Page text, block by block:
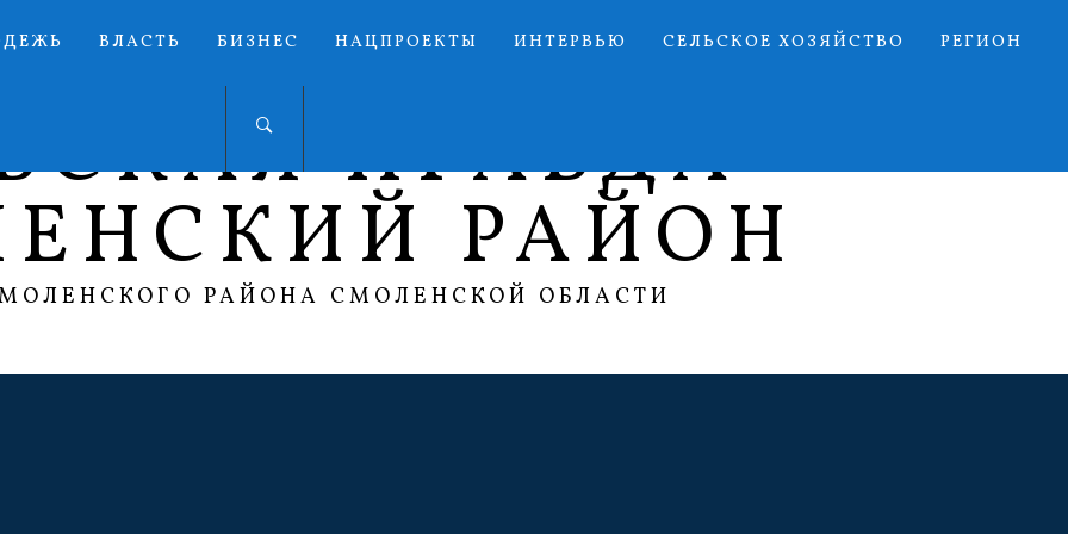
ВЛАСТЬ БИЗНЕС НАЦПРОЕКТЫ ИНТЕРВЬЮ СЕЛЬСКОЕ ХОЗЯЙСТВО РЕГИОН
ПРАВДА
РАЙОН
РАЙОНА СМОЛЕНСКОЙ ОБЛАСТИ